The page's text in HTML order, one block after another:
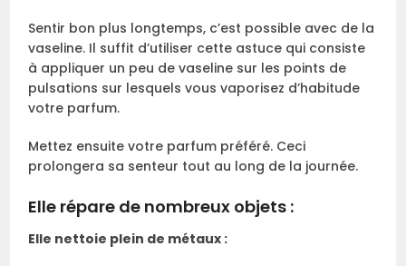
Sentir bon plus longtemps, c’est possible avec de la
vaseline. Il suffit d’utiliser cette astuce qui consiste
à appliquer un peu de vaseline sur les points de
pulsations sur lesquels vous vaporisez d’habitude
votre parfum.
Mettez ensuite votre parfum préféré. Ceci
prolongera sa senteur tout au long de la journée.
Elle répare de nombreux objets :
Elle nettoie plein de métaux :